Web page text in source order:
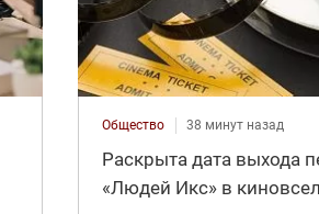
Общество 38 минут назад
Раскрыта дата выхода
«Людей Икс» в